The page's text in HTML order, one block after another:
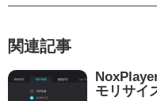
関連記事
モリサイ